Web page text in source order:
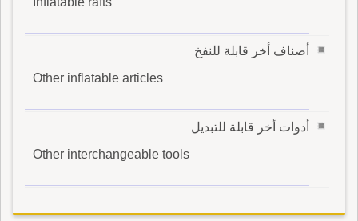
أصناف أخر قابلة للنفخ
Other inflatable articles
أدوات أخر قابلة للتبديل
Other interchangeable tools